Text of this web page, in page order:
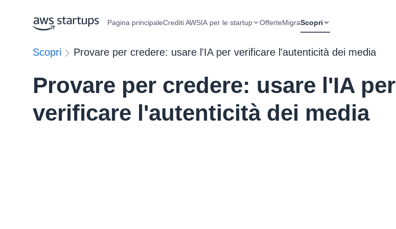
Pagina principaleCrediti AWSIA per le startup OfferteMigraScopri
Scopri Provare per credere: usare l'IA per verificare l'autenticità dei media
Provare per credere: usare l'IA per
verificare l'autenticità dei media